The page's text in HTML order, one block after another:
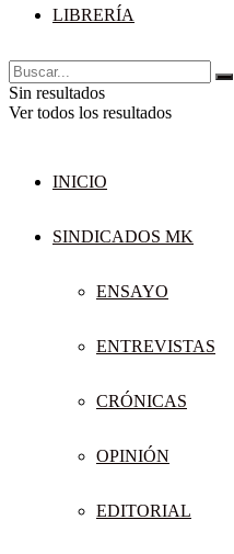
LIBRERÍA
Sin resultados
Ver todos los resultados
INICIO
SINDICADOS MK
ENSAYO
ENTREVISTAS
CRÓNICAS
OPINIÓN
EDITORIAL